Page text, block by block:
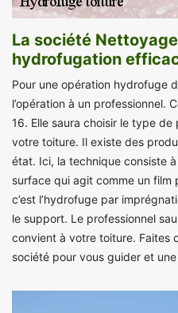
La société
hydrofugation
Pour une opération hydrofuge
l’opération à un professionnel.
16. Elle saura choisir le type
votre toiture. Il existe des
état. Ici, la technique consiste
surface qui agit comme un film
c’est l’hydrofuge par
le support. Le professionnel
convient à votre toiture. Faites
société pour vous guider et